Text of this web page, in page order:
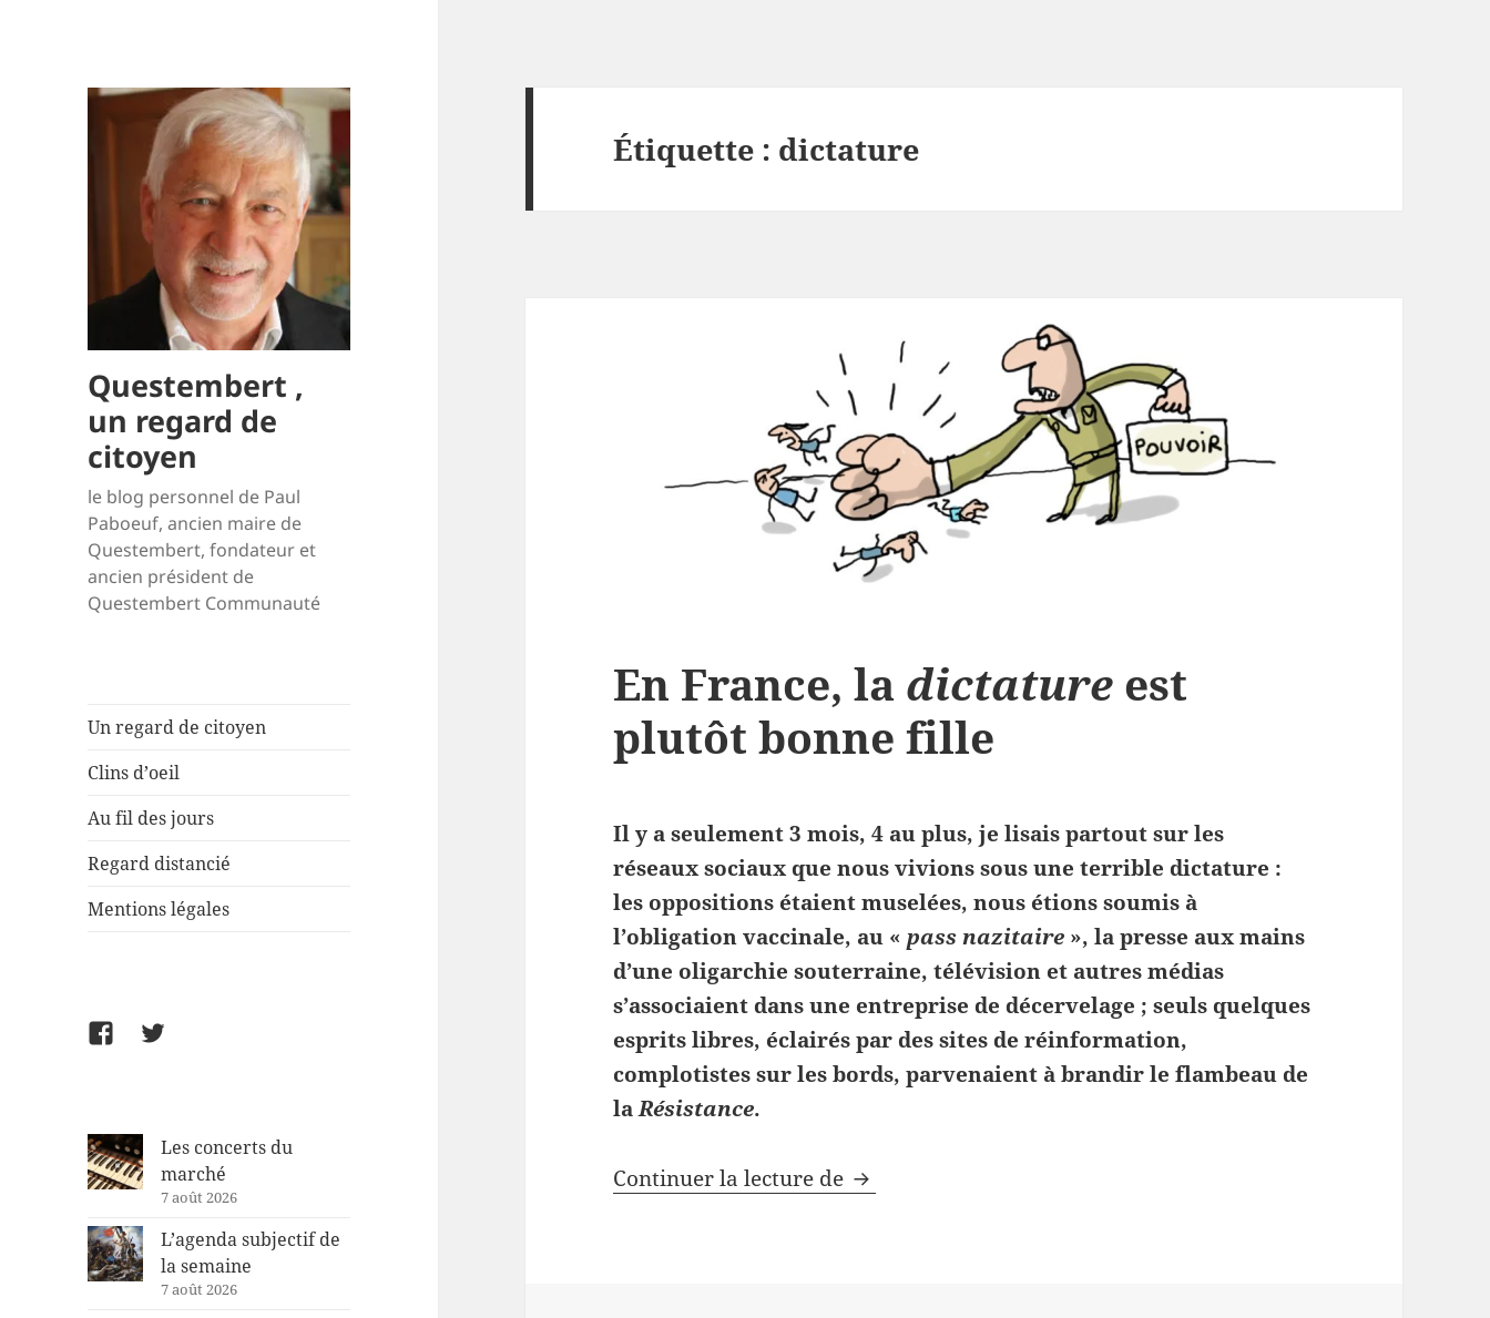
Questembert ,
un regard de
citoyen
le blog personnel de Paul
Paboeuf, ancien maire de
Questembert, fondateur et
ancien président de
Questembert Communauté
Un regard de citoyen
Clins d’oeil
Au fil des jours
Regard distancié
Mentions légales
FacebookTwitter
Les concerts du
marché
7 août 2026
L’agenda subjectif de
la semaine
7 août 2026
Étiquette : dictature
En France, la dictature est
plutôt bonne fille
Il y a seulement 3 mois, 4 au plus, je lisais partout sur les
réseaux sociaux que nous vivions sous une terrible dictature :
les oppositions étaient muselées, nous étions soumis à
l’obligation vaccinale, au « pass nazitaire », la presse aux mains
d’une oligarchie souterraine, télévision et autres médias
s’associaient dans une entreprise de décervelage ; seuls quelques
esprits libres, éclairés par des sites de réinformation,
complotistes sur les bords, parvenaient à brandir le flambeau de
laRésistance.
Continuer la lecture de En France, la